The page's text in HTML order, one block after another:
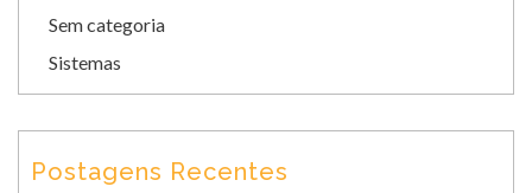
Sem categoria
Sistemas
Postagens Recentes